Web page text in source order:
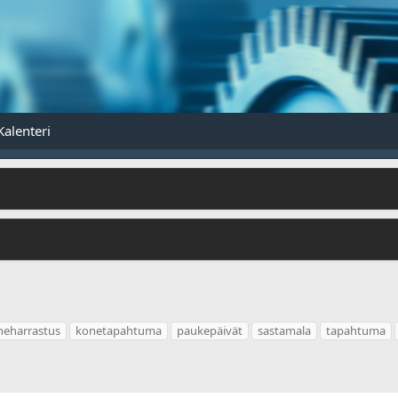
konetapahtuma paukepäivät sastamala tapahtuma